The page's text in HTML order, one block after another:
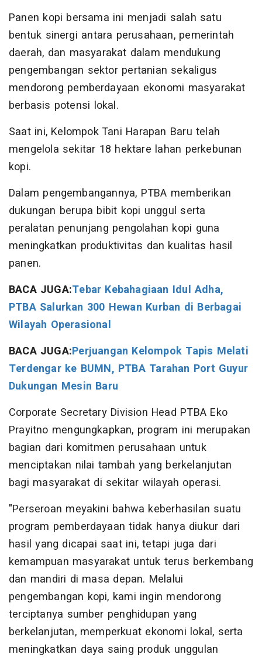
Panen kopi bersama ini menjadi salah satu
bentuk sinergi antara perusahaan, pemerintah
daerah, dan masyarakat dalam mendukung
pengembangan sektor pertanian sekaligus
mendorong pemberdayaan ekonomi masyarakat
berbasis potensi lokal.
Saat ini, Kelompok Tani Harapan Baru telah
mengelola sekitar 18 hektare lahan perkebunan
kopi.
Dalam pengembangannya, PTBA memberikan
dukungan berupa bibit kopi unggul serta
peralatan penunjang pengolahan kopi guna
meningkatkan produktivitas dan kualitas hasil
panen.
BACA JUGA:Tebar Kebahagiaan Idul Adha,
PTBA Salurkan 300 Hewan Kurban di Berbagai
Wilayah Operasional
BACA JUGA:Perjuangan Kelompok Tapis Melati
Terdengar ke BUMN, PTBA Tarahan Port Guyur
Dukungan Mesin Baru
Corporate Secretary Division Head PTBA Eko
Prayitno mengungkapkan, program ini merupakan
bagian dari komitmen perusahaan untuk
menciptakan nilai tambah yang berkelanjutan
bagi masyarakat di sekitar wilayah operasi.
"Perseroan meyakini bahwa keberhasilan suatu
program pemberdayaan tidak hanya diukur dari
hasil yang dicapai saat ini, tetapi juga dari
kemampuan masyarakat untuk terus berkembang
dan mandiri di masa depan. Melalui
pengembangan kopi, kami ingin mendorong
terciptanya sumber penghidupan yang
berkelanjutan, memperkuat ekonomi lokal, serta
meningkatkan daya saing produk unggulan